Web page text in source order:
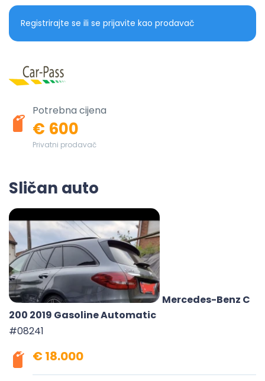
Registrirajte se ili se prijavite kao prodavač
Potrebna cijena
€ 600
Privatni prodavač
Sličan auto
Mercedes-Benz C
200 2019 Gasoline Automatic
#08241
€ 18.000